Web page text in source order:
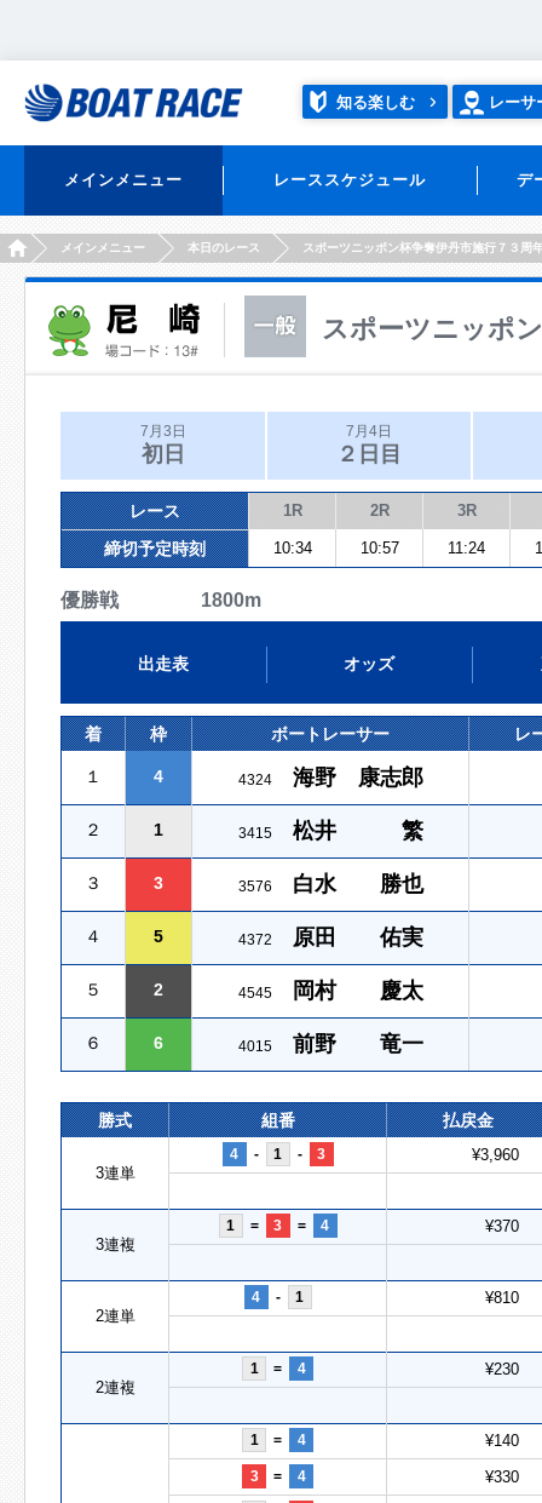
知る楽しむ レーサ
メインメニュー レーススケジュール デ
HOMEメインメニュー 本日のレース スポーツニッポン杯争奪伊丹市施行７３周
スポーツニッポ
7月3日
初日
7月4日
２日目
レース 1R 2R 3R
締切予定時刻 10:34 10:57 11:24
優勝戦 1800m
出走表 オッズ
着 枠 ボートレーサー レ
１ 4 4324 海野 康志郎
２ 1 3415 松井 繁
３ 3 3576 白水 勝也
４ 5 4372 原田 佑実
５ 2 4545 岡村 慶太
６ 6 4015 前野 竜一
勝式 組番 払戻金
3連単
4 - 1 - 3 ¥3,960
3連複
1 = 3 = 4 ¥370
2連単
4 - 1 ¥810
2連複
1 = 4 ¥230
1 = 4 ¥140
3 = 4 ¥330